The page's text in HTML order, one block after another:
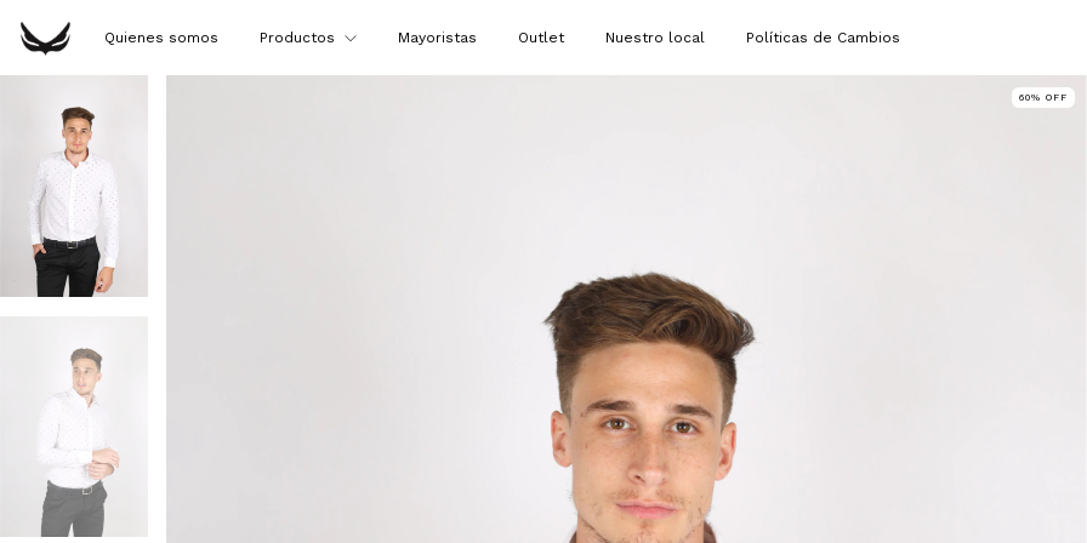
Quienes somos Productos Mayoristas Outlet Nuestro local Políticas de Cambios
60% OFF